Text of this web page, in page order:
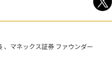
、マネックス証券 ファウンダー